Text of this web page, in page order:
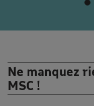
Ne manquez
MSC !